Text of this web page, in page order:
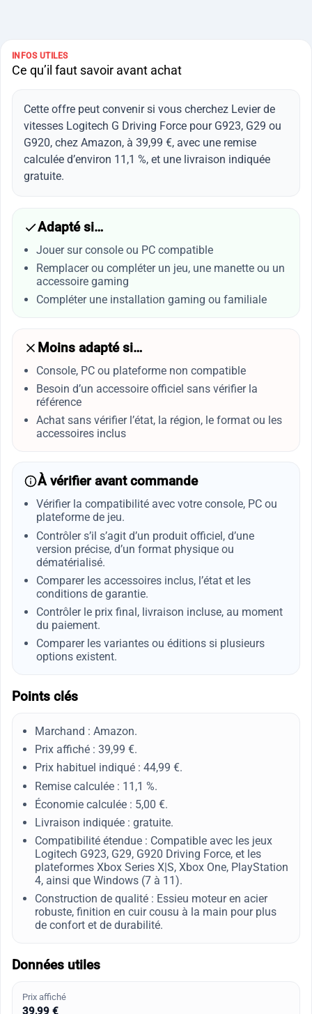
INFOS UTILES
Ce qu’il faut savoir avant achat
Cette offre peut convenir si vous cherchez Levier de
vitesses Logitech G Driving Force pour G923, G29 ou
G920, chez Amazon, à 39,99 €, avec une remise
calculée d’environ 11,1 %, et une livraison indiquée
gratuite.
Adapté si…
Jouer sur console ou PC compatible
Remplacer ou compléter un jeu, une manette ou un
accessoire gaming
Compléter une installation gaming ou familiale
Moins adapté si…
Console, PC ou plateforme non compatible
Besoin d’un accessoire officiel sans vérifier la
référence
Achat sans vérifier l’état, la région, le format ou les
accessoires inclus
À vérifier avant commande
Vérifier la compatibilité avec votre console, PC ou
plateforme de jeu.
Contrôler s’il s’agit d’un produit officiel, d’une
version précise, d’un format physique ou
dématérialisé.
Comparer les accessoires inclus, l’état et les
conditions de garantie.
Contrôler le prix final, livraison incluse, au moment
du paiement.
Comparer les variantes ou éditions si plusieurs
options existent.
Points clés
Marchand : Amazon.
Prix affiché : 39,99 €.
Prix habituel indiqué : 44,99 €.
Remise calculée : 11,1 %.
Économie calculée : 5,00 €.
Livraison indiquée : gratuite.
Compatibilité étendue : Compatible avec les jeux
Logitech G923, G29, G920 Driving Force, et les
plateformes Xbox Series X|S, Xbox One, PlayStation
4, ainsi que Windows (7 à 11).
Construction de qualité : Essieu moteur en acier
robuste, finition en cuir cousu à la main pour plus
de confort et de durabilité.
Données utiles
Prix affiché
39,99 €